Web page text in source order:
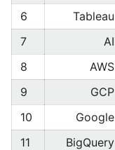
6
Tableau
7
AI
8
AWS
9
GCP
10
Google
11
BigQuery